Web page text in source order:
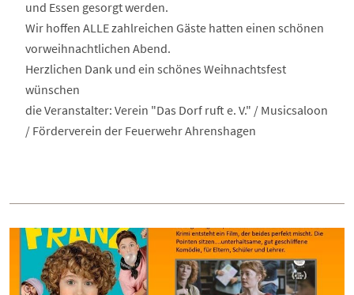
und Essen gesorgt werden.
Wir hoffen ALLE zahlreichen Gäste hatten einen schönen
vorweihnachtlichen Abend.
Herzlichen Dank und ein schönes Weihnachtsfest
wünschen
die Veranstalter: Verein "Das Dorf ruft e. V." / Musicsaloon
/ Förderverein der Feuerwehr Ahrenshagen